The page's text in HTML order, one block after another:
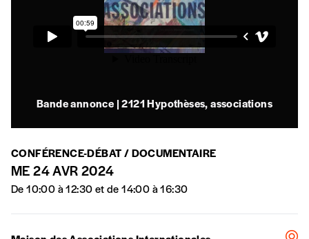
Quantité
Édition numérique
Bande annonce | 2121 Hypothèses, associations
CONFÉRENCE-DÉBAT / DOCUMENTAIRE
ME 24 AVR 2024
De 10:00 à 12:30 et de 14:00 à 16:30